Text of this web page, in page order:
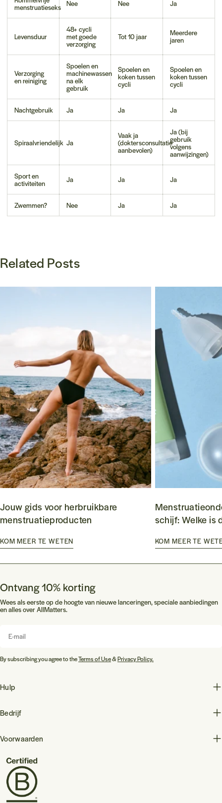
menstruatieseks Nee Nee Ja
Levensduur
48+ cycli
met goede
verzorging
Tot 10 jaar Meerdere
jaren
Verzorging
en reiniging
Spoelen en
machinewassen
na elk
gebruik
Spoelen en
koken tussen
cycli
Spoelen en
koken tussen
cycli
Nachtgebruik Ja Ja Ja
Spiraalvriendelijk Ja
Vaak ja
(doktersconsultatie
aanbevolen)
Ja (bij
gebruik
volgens
aanwijzingen)
Sport en
activiteiten Ja Ja Ja
Zwemmen? Nee Ja Ja
Related Posts
Jouw gids voor herbruikbare
menstruatieproducten
KOM MEER TE WETEN
schijf: Welke is
KOM MEER TE
Hulp
Ontvang 10% korting
Wees als eerste op de hoogte van nieuwe lanceringen, speciale aanbiedingen
en alles over AllMatters.
mail
By subscribing you agree to theTerms of Use&Privacy Policy.
Bedrijf
Voorwaarden